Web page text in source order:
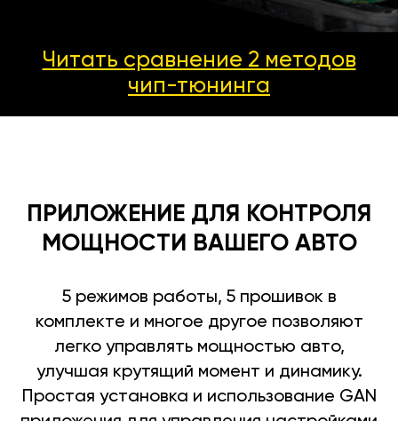
Читать сравнение 2 методов
чип-тюнинга
ПРИЛОЖЕНИЕ ДЛЯ КОНТРОЛЯ
МОЩНОСТИ ВАШЕГО АВТО
5 режимов работы, 5 прошивок в
комплекте и многое другое позволяют
легко управлять мощностью авто,
улучшая крутящий момент и динамику.
Простая установка и использование GAN